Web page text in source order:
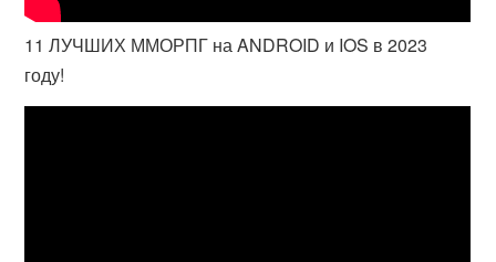
11 ЛУЧШИХ ММОРПГ на ANDROID и IOS в 2023
году!